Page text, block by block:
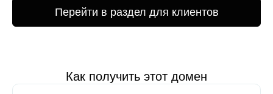
Перейти в раздел для клиентов
Как получить этот домен